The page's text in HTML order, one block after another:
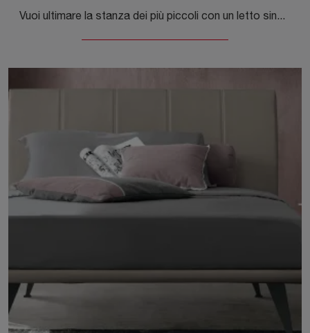
Vuoi ultimare la stanza dei più piccoli con un letto singolo in tessuto? Eccoti il modello Amami di Tomasella per spazi moderni.